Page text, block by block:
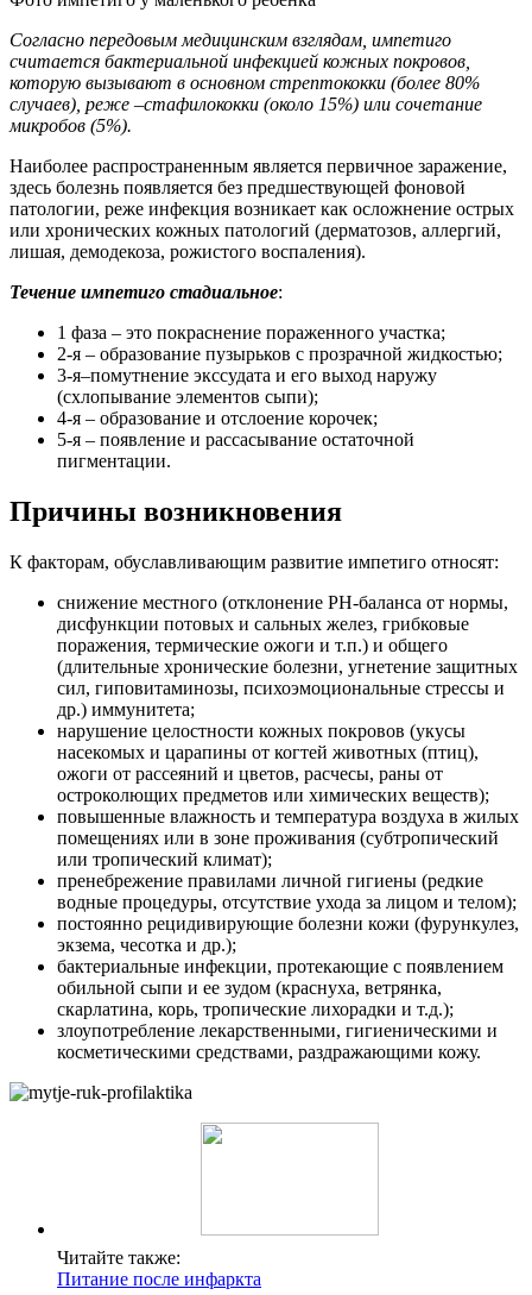
Согласно передовым медицинским взглядам, импетиго
считается бактериальной инфекцией кожных покровов,
которую вызывают в основном стрептококки (более 80%
случаев), реже –стафилококки (около 15%) или сочетание
микробов (5%).
Наиболее распространенным является первичное заражение,
здесь болезнь появляется без предшествующей фоновой
патологии, реже инфекция возникает как осложнение острых
или хронических кожных патологий (дерматозов, аллергий,
лишая, демодекоза, рожистого воспаления).
Течение импетиго стадиальное:
1 фаза – это покраснение пораженного участка;
2-я – образование пузырьков с прозрачной жидкостью;
3-я–помутнение экссудата и его выход наружу
(схлопывание элементов сыпи);
4-я – образование и отслоение корочек;
5-я – появление и рассасывание остаточной
пигментации.
Причины возникновения
К факторам, обуславливающим развитие импетиго относят:
снижение местного (отклонение РН-баланса от нормы,
дисфункции потовых и сальных желез, грибковые
поражения, термические ожоги и т.п.) и общего
(длительные хронические болезни, угнетение защитных
сил, гиповитаминозы, психоэмоциональные стрессы и
др.) иммунитета;
нарушение целостности кожных покровов (укусы
насекомых и царапины от когтей животных (птиц),
ожоги от рассеяний и цветов, расчесы, раны от
остроколющих предметов или химических веществ);
повышенные влажность и температура воздуха в жилых
помещениях или в зоне проживания (субтропический
или тропический климат);
пренебрежение правилами личной гигиены (редкие
водные процедуры, отсутствие ухода за лицом и телом);
постоянно рецидивирующие болезни кожи (фурункулез,
экзема, чесотка и др.);
бактериальные инфекции, протекающие с появлением
обильной сыпи и ее зудом (краснуха, ветрянка,
скарлатина, корь, тропические лихорадки и т.д.);
злоупотребление лекарственными, гигиеническими и
косметическими средствами, раздражающими кожу.
Читайте также:
Питание после инфаркта